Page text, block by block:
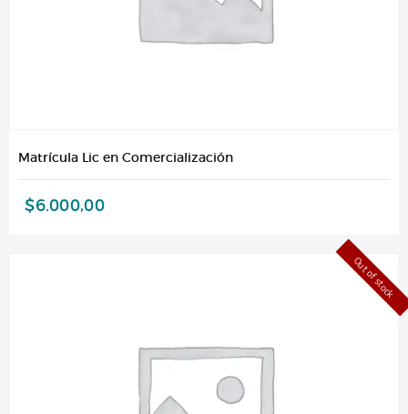
Matrícula Lic en Comercialización
$6.000,00
Out of stock